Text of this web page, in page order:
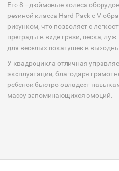
Его 8 –дюймовые колеса
резиной класса Hard Pack с V-
рисунком, что позволяет с
преграды в виде грязи, песка,
для веселых покатушек в
У квадроцикла отличная
эксплуатации, благодаря
ребенок быстро овладеет
массу запоминающихся эмоций.